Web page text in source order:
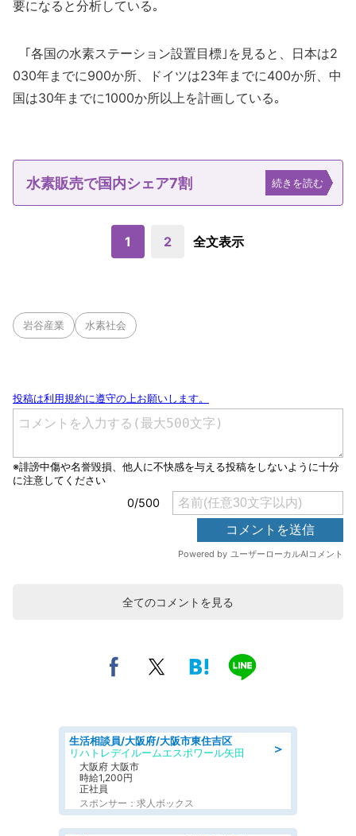
要になると分析している｡
｢各国の水素ステーション設置目標｣を見ると、日本は2
030年までに900か所、ドイツは23年までに400か所、中
国は30年までに1000か所以上を計画している｡
水素販売で国内シェア7割 続きを読む
1 2 全文表示
岩谷産業 水素社会
全てのコメントを見る
＞
生活相談員/大阪府/大阪市東住吉区
リハトレデイルームエスポワール矢田
大阪府 大阪市
時給1,200円
正社員
スポンサー：求人ボックス